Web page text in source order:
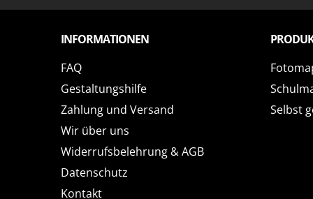
INFORMATIONEN
FAQ
Gestaltungshilfe
Zahlung und Versand
Wir über uns
Widerrufsbelehrung & AGB
Datenschutz
Kontakt
Selbst